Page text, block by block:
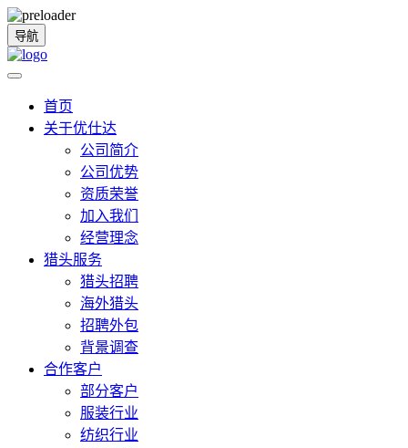
导航
首页
关于优仕达
公司简介
公司优势
资质荣誉
加入我们
经营理念
猎头服务
猎头招聘
海外猎头
招聘外包
背景调查
合作客户
部分客户
服装行业
纺织行业